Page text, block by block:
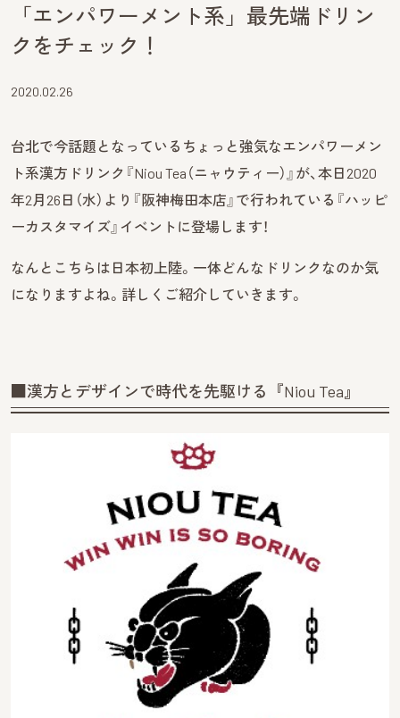
「エンパワーメント系」最先端ドリン
クをチェック！
2020.02.26
台北で今話題となっているちょっと強気なエンパワーメン
ト系漢方ドリンク『Niou Tea（ニャウティー）』が、本日2020
年2月26日（水）より『阪神梅田本店』で行われている『ハッピ
ーカスタマイズ』イベントに登場します！
なんとこちらは日本初上陸。一体どんなドリンクなのか気
になりますよね。詳しくご紹介していきます。
■漢方とデザインで時代を先駆ける『Niou Tea』